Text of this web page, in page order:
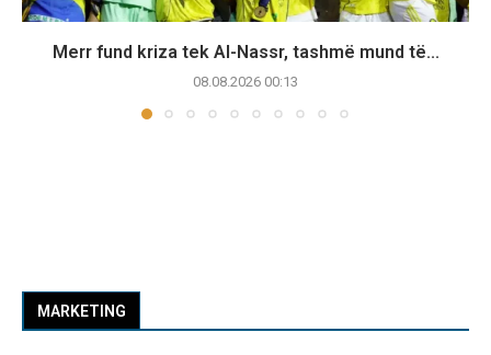
Merr fund kriza tek Al-Nassr, tashmë mund të...
08.08.2026 00:13
MARKETING